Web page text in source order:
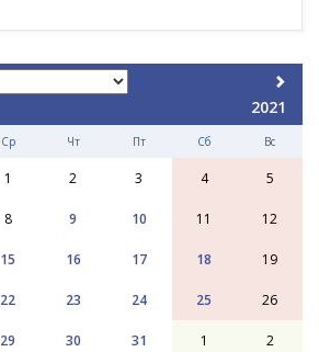
2021
Ср Чт Пт Сб Вс
1 2 3 4 5
8 9 10 11 12
15 16 17 18 19
22 23 24 25 26
29 30 31 1 2